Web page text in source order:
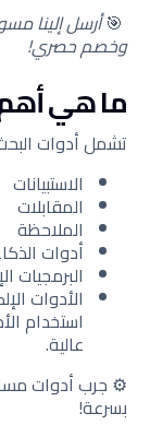
🎯أرسل إلينا
وخصم حصري!
ما هي أهم
تشمل أدوات
الاستبيانات
المقابلات
الملاحظة
أدوات
البرمجيات
الأدوات
استخدام
عالية.
⚙️ جرب أدوات
بسرعة!